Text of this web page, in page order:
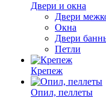
Двери и окна
Двери
Окна
Двери
Петли
Крепеж
Опил, пеллеты